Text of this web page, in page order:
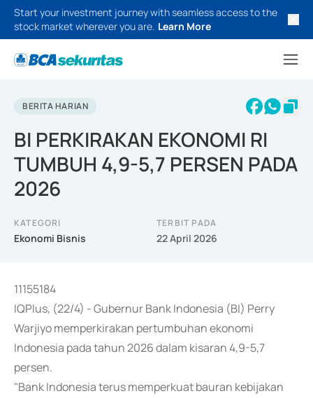
Start your investment journey with seamless access to the
stock market wherever you are. Learn More
BERITA HARIAN
BI PERKIRAKAN EKONOMI RI
TUMBUH 4,9-5,7 PERSEN PADA
2026
KATEGORI
Ekonomi Bisnis
TERBIT PADA
22 April 2026
11155184
IQPlus, (22/4) - Gubernur Bank Indonesia (BI) Perry
Warjiyo memperkirakan pertumbuhan ekonomi
Indonesia pada tahun 2026 dalam kisaran 4,9-5,7
persen.
"Bank Indonesia terus memperkuat bauran kebijakan